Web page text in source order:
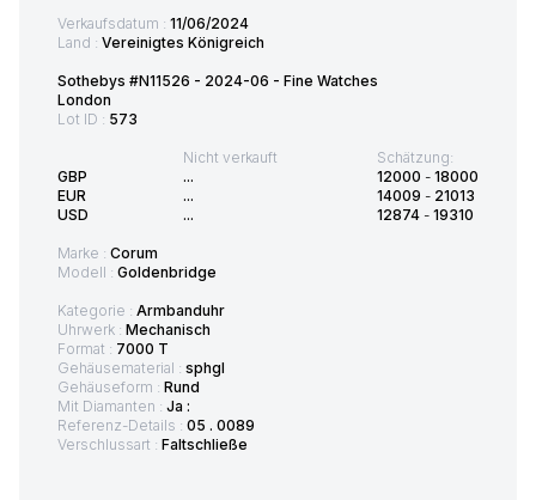
Verkaufsdatum : 11/06/2024
Land : Vereinigtes Königreich
Sothebys #N11526 - 2024-06 - Fine Watches
London
Lot ID : 573
GBP
EUR
USD
Nicht verkauft
...
...
...
Schätzung:
12000 - 18000
14009 - 21013
12874 - 19310
Marke : Corum
Modell : Goldenbridge
Kategorie : Armbanduhr
Uhrwerk : Mechanisch
Format : 7000 T
Gehäusematerial : sphgl
Gehäuseform : Rund
Mit Diamanten : Ja :
Referenz-Details : 05 . 0089
Verschlussart : Faltschließe